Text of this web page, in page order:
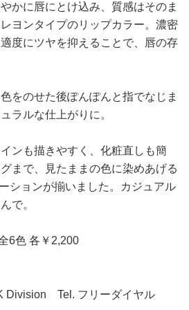
かに唇にとけ込み、質感はそのま
ヨンタイプのリップカラー。濃密
度にツヤを抑えることで、唇の存
をのせた後ぽんぽんと指でなじま
ラルな仕上がりに。
ンも描きやすく、化粧直しも簡
まで、見たままの色に染めあげる
ションが揃いました。カジュアル
で。
6色 各￥2,200
Division Tel. フリーダイヤル